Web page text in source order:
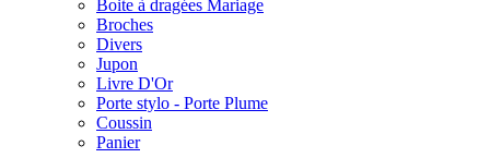
Boite à dragées Mariage
Broches
Divers
Jupon
Livre D'Or
Porte stylo - Porte Plume
Coussin
Panier